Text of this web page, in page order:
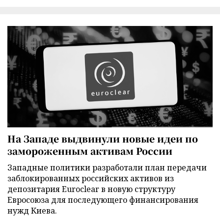
На Западе выдвинули новые идеи по
замороженным активам России
Западные политики разработали план передачи
заблокированных российских активов из
депозитария Euroclear в новую структуру
Евросоюза для последующего финансирования
нужд Киева.